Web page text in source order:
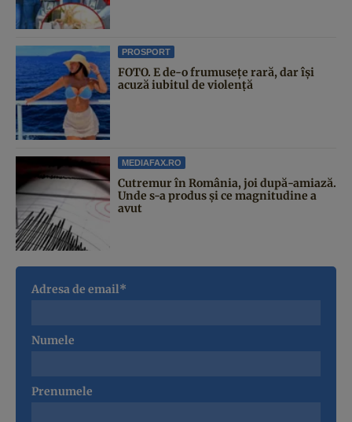
PROSPORT
FOTO. E de-o frumusețe rară, dar își
acuză iubitul de violență
MEDIAFAX.RO
Cutremur în România, joi după-amiază.
Unde s-a produs și ce magnitudine a
avut
Adresa de email*
Numele
Prenumele